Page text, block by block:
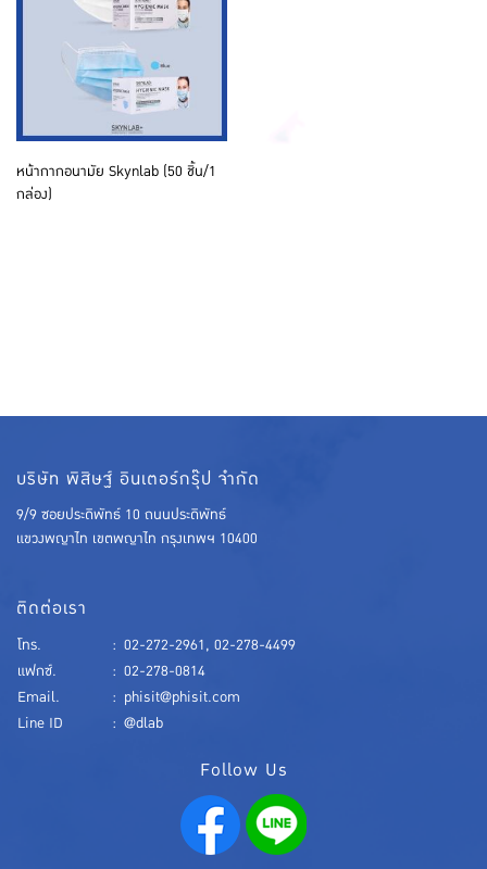
หน้ากากอนามัย Skynlab (50 ชิ้น/1
กล่อง)
บริษัท พิสิษฐ์ อินเตอร์กรุ๊ป จำกัด
9/9 ซอยประดิพัทธ์ 10 ถนนประดิพัทธ์
แขวงพญาไท เขตพญาไท กรุงเทพฯ 10400
ติดต่อเรา
โทร. : 02-272-2961, 02-278-4499
แฟกซ์.
: 02-278-0814
Email.
: phisit@phisit.com
Line ID
: @dlab
Follow Us